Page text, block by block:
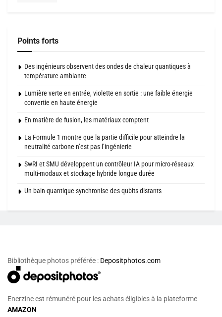
Points forts
Des ingénieurs observent des ondes de chaleur quantiques à
température ambiante
Lumière verte en entrée, violette en sortie : une faible énergie
convertie en haute énergie
En matière de fusion, les matériaux comptent
La Formule 1 montre que la partie difficile pour atteindre la
neutralité carbone n’est pas l’ingénierie
SwRI et SMU développent un contrôleur IA pour micro-réseaux
multi-modaux et stockage hybride longue durée
Un bain quantique synchronise des qubits distants
Bibliothèque photos préférée : Depositphotos.com
Enerzine est rémunéré pour les achats éligibles à la plateforme
AMAZON